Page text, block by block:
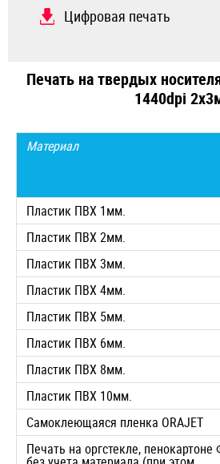
Цифровая печать
Печать на твердых
1440dpi
Материал
Пластик ПВХ 1мм.
Пластик ПВХ 2мм.
Пластик ПВХ 3мм.
Пластик ПВХ 4мм.
Пластик ПВХ 5мм.
Пластик ПВХ 6мм.
Пластик ПВХ 8мм.
Пластик ПВХ 10мм.
Самоклеющаяся пленка ORAJET
Печать на оргстекле, пенокартоне